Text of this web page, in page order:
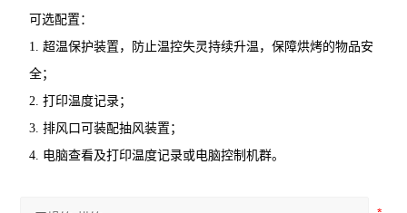
可选配置：
1. 超温保护装置，防止温控失灵持续升温，保障烘烤的物品安
全；
2. 打印温度记录；
3. 排风口可装配抽风装置；
4. 电脑查看及打印温度记录或电脑控制机群。